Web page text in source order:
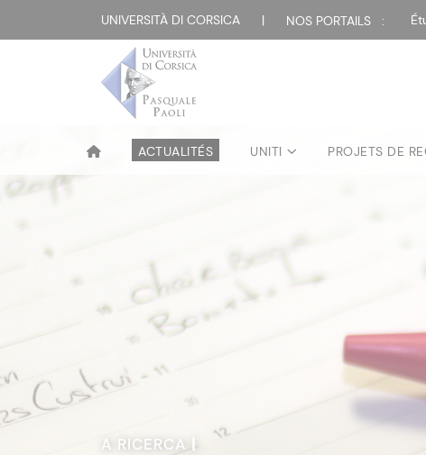
UNIVERSITÀ DI CORSICA | NOS PORTAILS :
ACTUALITÉS UNITI PROJETS DE
A RICERCA|